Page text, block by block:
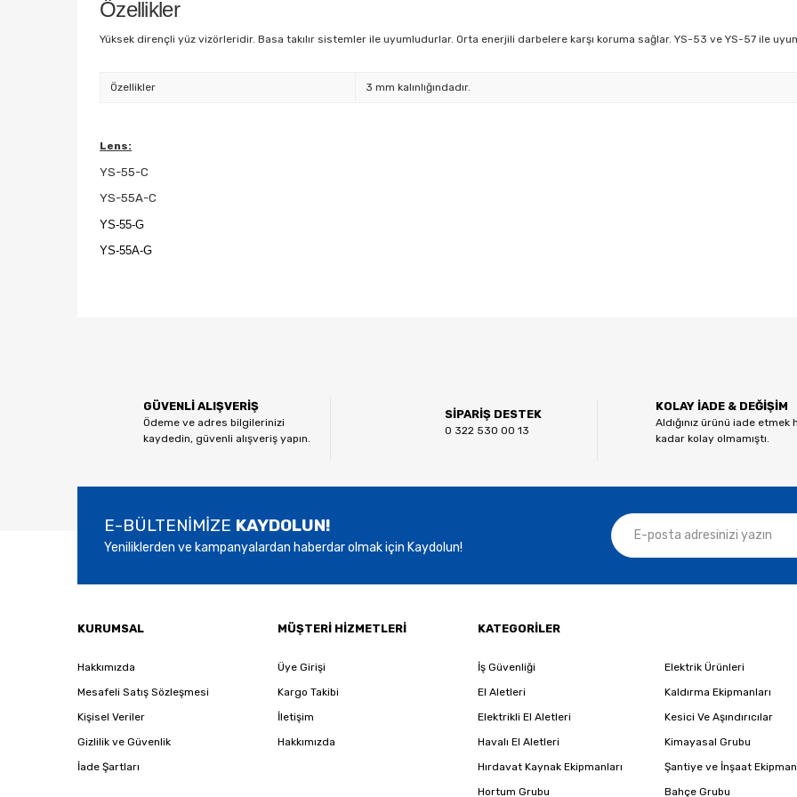
Özellikler
Yüksek dirençli yüz vizörleridir. Basa takılır sistemler ile uyumludurlar. Orta enerjili darbelere karşı koruma sağlar. YS-53 ve YS-57 ile
Özellikler 3 mm kalınlığındadır.
Lens:
YS-55-C
YS-55A-C
YS-55-G
YS-55A-G
Ürün açıklamasında eksik bilgiler bulunuyor.
Ürün bilgilerinde hatalar bulunuyor.
GÜVENLİ ALIŞVERİŞ
Ödeme ve adres bilgilerinizi
kaydedin, güvenli alışveriş yapın.
SİPARİŞ DESTEK
0 322 530 00 13
KOLAY İADE & DEĞİŞİM
Aldığınız ürünü iade etmek
kadar kolay olmamıştı.
E-BÜLTENİMİZE KAYDOLUN!
Yeniliklerden ve kampanyalardan haberdar olmak için Kaydolun!
KURUMSAL
Hakkımızda
Mesafeli Satış Sözleşmesi
Kişisel Veriler
Gizlilik ve Güvenlik
İade Şartları
MÜŞTERİ HİZMETLERİ
Üye Girişi
Kargo Takibi
İletişim
Hakkımızda
KATEGORİLER
İş Güvenliği
Elektrik Ürünleri
El Aletleri
Kaldırma Ekipmanları
Elektrikli El Aletleri
Kesici Ve Aşındırıcılar
Havalı El Aletleri
Kimayasal Grubu
Hırdavat Kaynak Ekipmanları
Şantiye ve İnşaat
Hortum Grubu
Bahçe Grubu